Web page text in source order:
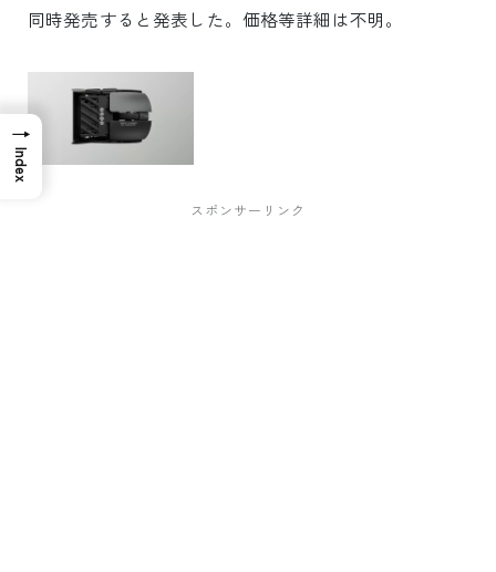
同時発売すると発表した。価格等詳細は不明。
スポンサーリンク
→
Index